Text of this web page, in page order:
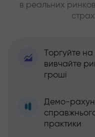
в реальних
Торгуйте на
вивчайте
гроші
Демо-
практики